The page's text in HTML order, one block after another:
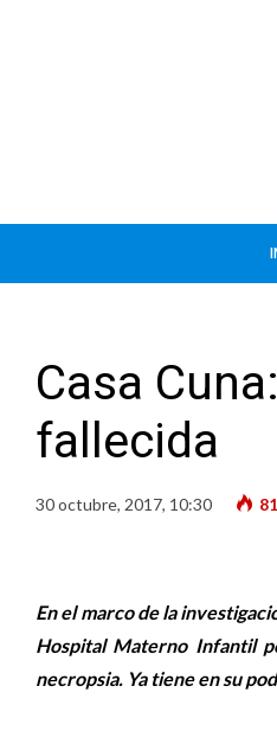
Casa
fallecida
30 octubre, 2017, 10:30
En el marco de la
Hospital Materno Infantil
necropsia. Ya tiene en su